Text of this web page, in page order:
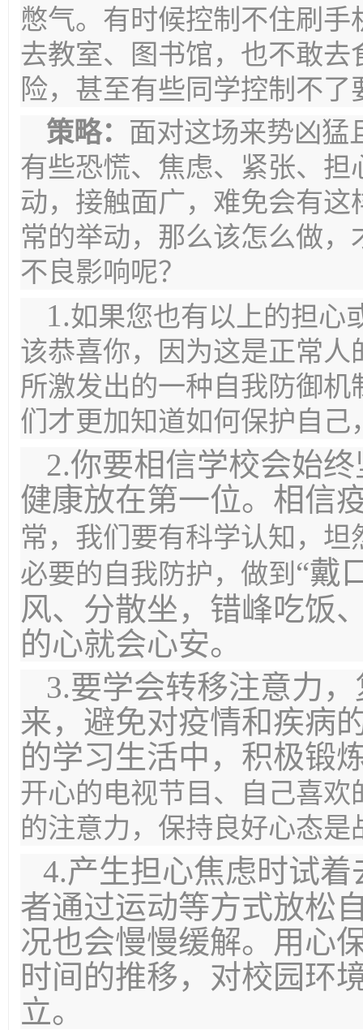
憋气。有时候控制不住刷
去教室、图书馆，也不敢
险，甚至有些同学控制不
策略： 面对这场来势凶猛
有些恐慌、焦虑、紧张、担
动，接触面广，难免会有
常的举动，那么该怎么做
不良影响呢？
1.如果您也有以上的担心
该恭喜你，因为这是正常人
所激发出的一种自我防御机
们才更加知道如何保护自
2.你要相信学校会始
健康放在第一位。相信
常 ，我们要有科学认知，坦
必要的自我防护，做到 “戴
风、分散坐，错峰吃饭
的心就会心安。
3.要学会转移注意力
来，避免对疫情和疾病
的学习生活中，积极锻
开心的电视节目、自己喜
的注意力，保持良好心态是
4.产生担心焦虑时试
者通过运动等方式放松
况也会慢慢缓解。用心
时间的推移，对校园环
立。